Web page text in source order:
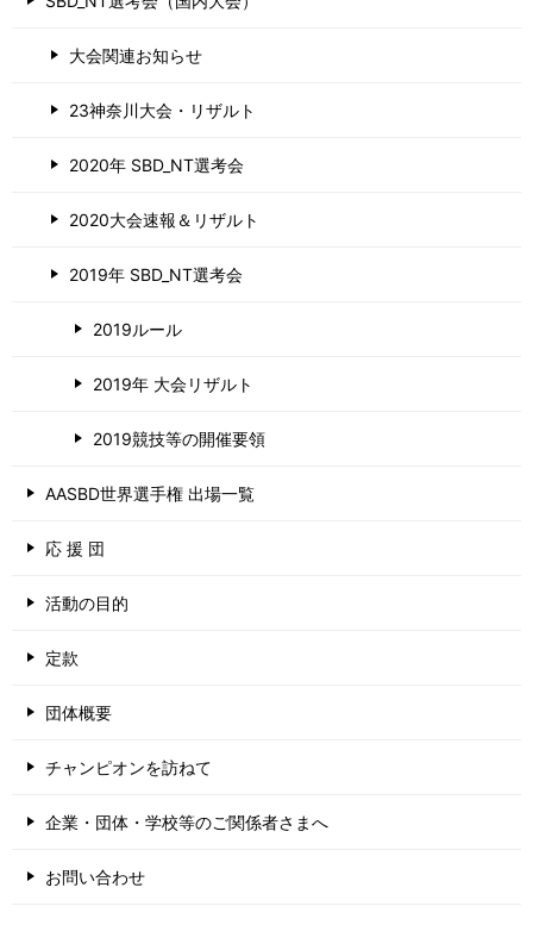
大会関連お知らせ
23神奈川大会・リザルト
2020年 SBD_NT選考会
2020大会速報＆リザルト
2019年 SBD_NT選考会
2019ルール
2019年 大会リザルト
2019競技等の開催要領
AASBD世界選手権 出場一覧
応 援 団
活動の目的
定款
団体概要
チャンピオンを訪ねて
企業・団体・学校等のご関係者さまへ
お問い合わせ